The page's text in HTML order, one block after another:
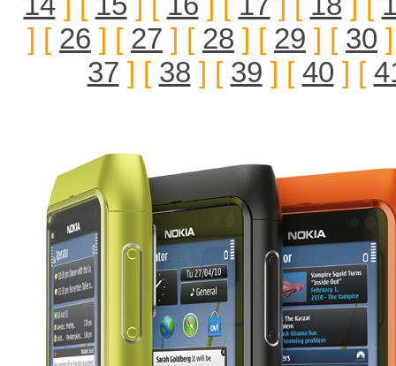
] [ 26 ] [ 27 ] [ 28 ] [ 29 ] [ 30
37 ] [ 38 ] [ 39 ] [ 40 ] [